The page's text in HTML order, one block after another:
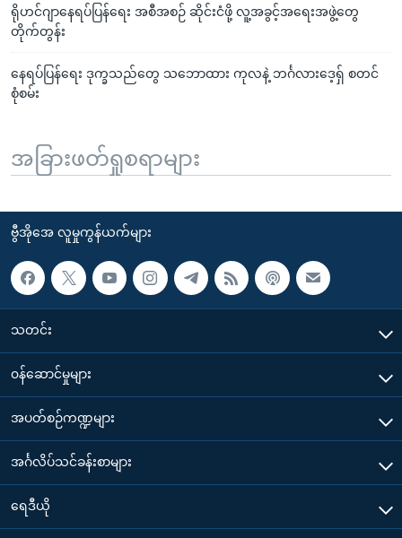
ရိုဟင်ဂျာနေရပ်ပြန်ရေး အစီအစဉ် ဆိုင်းငံဖို့ လူ့အခွင့်အရေးအဖွဲ့တွေ
တိုက်တွန်း
နေရပ်ပြန်ရေး ဒုက္ခသည်တွေ သဘောထား ကုလနဲ့ ဘင်္ဂလားဒေ့ရှ် စတင်
စုံစမ်း
အခြားဖတ်ရှုစရာများ
ဗွီအိုအေ လူမှုကွန်ယက်များ
သတင်း
၀န်ဆောင်မှုများ
အပတ်စဉ်ကဏ္ဍများ
အင်္ဂလိပ်သင်ခန်းစာများ
ရေဒီယို